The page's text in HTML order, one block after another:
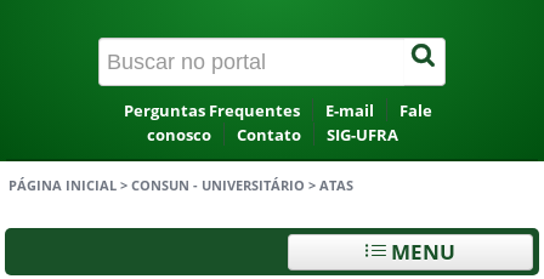
Perguntas Frequentes E-mail
Fale
conosco
Contato SIG-UFRA
PÁGINA INICIAL > CONSUN - UNIVERSITÁRIO > ATAS
MENU